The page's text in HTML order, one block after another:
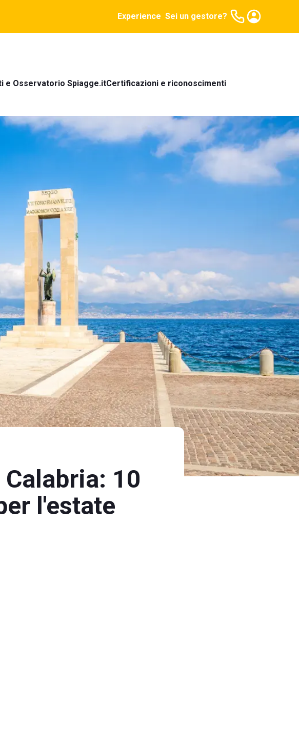
Experience Sei un gestore?
e Osservatorio Spiagge.itCertificazioni e riconoscimenti
10
l'estate